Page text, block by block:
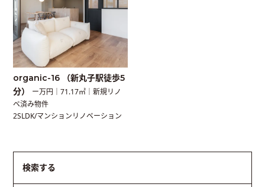
organic-16 （新丸子駅徒歩5
分） ー万円｜71.17㎡｜新規リノ
ベ済み物件
2SLDK/マンションリノベーション
検索する